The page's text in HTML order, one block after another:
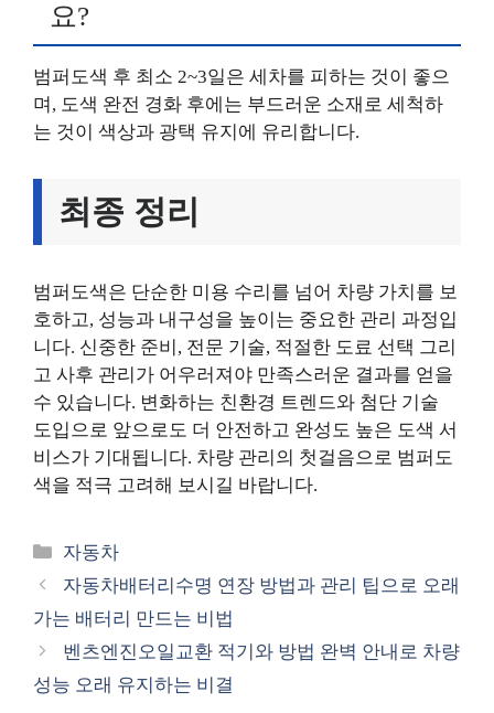
요?
범퍼도색 후 최소 2~3일은 세차를 피하는 것이 좋으
며, 도색 완전 경화 후에는 부드러운 소재로 세척하
는 것이 색상과 광택 유지에 유리합니다.
최종 정리
범퍼도색은 단순한 미용 수리를 넘어 차량 가치를 보
호하고, 성능과 내구성을 높이는 중요한 관리 과정입
니다. 신중한 준비, 전문 기술, 적절한 도료 선택 그리
고 사후 관리가 어우러져야 만족스러운 결과를 얻을
수 있습니다. 변화하는 친환경 트렌드와 첨단 기술
도입으로 앞으로도 더 안전하고 완성도 높은 도색 서
비스가 기대됩니다. 차량 관리의 첫걸음으로 범퍼도
색을 적극 고려해 보시길 바랍니다.
카
테
리
자동차
자동차배터리수명 연장 방법과 관리 팁으로 오래
가는 배터리 만드는 비법
벤츠엔진오일교환 적기와 방법 완벽 안내로 차량
성능 오래 유지하는 비결